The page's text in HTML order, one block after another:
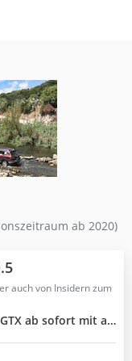
ab 2020)
auch von Insidern zum
mit aufgewerteter Serienausstattung